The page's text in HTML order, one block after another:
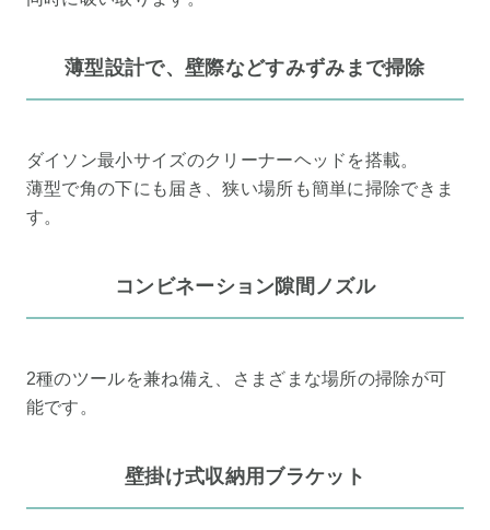
薄型設計で、壁際などすみずみまで掃除
ダイソン最小サイズのクリーナーヘッドを搭載。
薄型で角の下にも届き、狭い場所も簡単に掃除できま
す。
コンビネーション隙間ノズル
2種のツールを兼ね備え、さまざまな場所の掃除が可
能です。
壁掛け式収納用ブラケット